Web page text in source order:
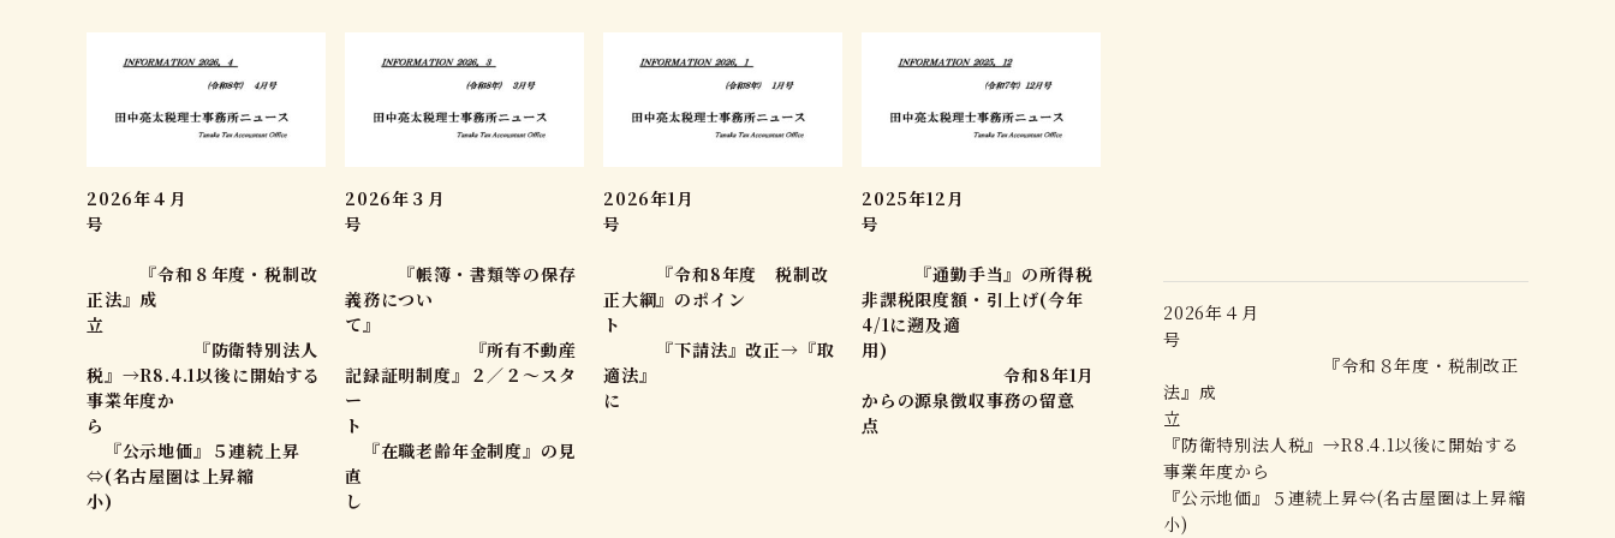
2026年４月
号
『令和８年度・税制改
正法』成
立
『防衛特別法人
税』→R8.4.1以後に開始する
事業年度か
ら
『公示地価』５連続上昇
⇔(名古屋圏は上昇縮
小)
2026年３月
号
『帳簿・書類等の保存
義務につい
て』
『所有不動産
記録証明制度』２／２～スタ
ー
ト
『在職老齢年金制度』の見
直
し
2026年1月
号
『令和8年度 税制改
正大綱』のポイン
ト
『下請法』改正→『取
適法』
に
2025年12月
号
『通勤手当』の所得税
非課税限度額・引上げ(今年
4/1に遡及適
用)
令和8年1月
からの源泉徴収事務の留意
点
2026年４月
号
『令和８年度・税制改正
法』成
立
『防衛特別法人税』→R8.4.1以後に開始する
事業年度から
『公示地価』５連続上昇⇔(名古屋圏は上昇縮
小)